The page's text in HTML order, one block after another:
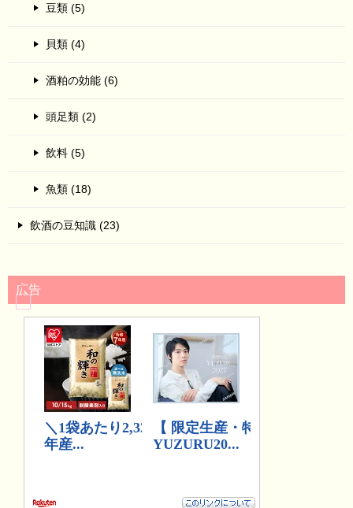
豆類 (5)
貝類 (4)
酒粕の効能 (6)
頭足類 (2)
飲料 (5)
魚類 (18)
飲酒の豆知識 (23)
広告